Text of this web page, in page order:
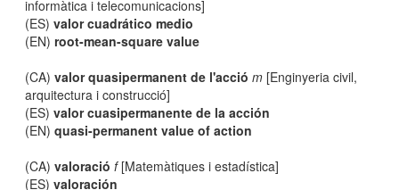
informàtica i telecomunicacions]
(ES)valor cuadrático medio
(EN)root-mean-square value
(CA)valor quasipermanent de l'acció m [Enginyeria civil,
arquitectura i construcció]
(ES)valor cuasipermanente de la acción
(EN)quasi-permanent value of action
(CA)valoració f[Matemàtiques i estadística]
(ES)valoración